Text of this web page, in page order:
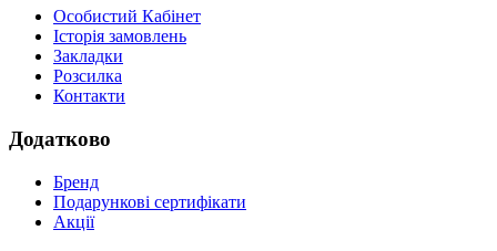
Особистий Кабінет
Історія замовлень
Закладки
Розсилка
Контакти
Додатково
Бренд
Подарункові сертифікати
Акції